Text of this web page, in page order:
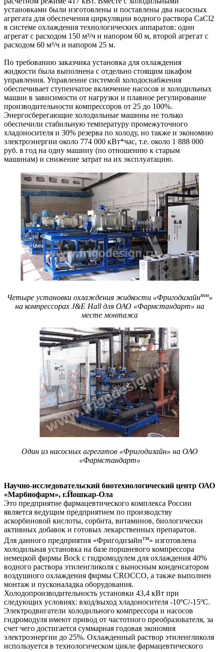
установками были изготовлены и поставлены два насосных
агрегата для обеспечения циркуляции водного раствора СaCl2
в системе охлаждения технологических аппаратов: один
агрегат с расходом 150 м³/ч и напором 60 м, второй агрегат с
расходом 60 м³/ч и напором 25 м.
По требованию заказчика установка для охлаждения
жидкости была выполнена с отдельно стоящим шкафом
управления. Управление системой холодоснабжения
обеспечивает ступенчатое включение насосов и холодильных
машин в зависимости от нагрузки и плавное регулирование
производительности компрессоров от 25 до 100%.
Энергосберегающие холодильные машины не только
обеспечили стабильную температуру промежуточного
хладоносителя и 30% резерва по холоду, но также и экономию
электроэнергии около 774 000 кВт*час, т.е. около 1 888 000
руб. в год на одну машину (по отношению к старым
машинам) и снижение затрат на их эксплуатацию.
Четыре установки охлаждения жидкости «Фригодизайнтм»
на компрессорах J&E Hall для ОАО «Фармстандарт» на
месте монтажа
Один из насосных агрегатов «Фригодизайн» на ОАО
«Фармстандарт»
Научно-исследовательский биотехнологический центр ОАО
«Марбиофарм», г.Йошкар-Ола
Это предприятие фармацевтического комплекса России
является ведущим предприятием по производству
аскорбиновой кислоты, сорбита, витаминов, биологически
активных добавок и готовых лекарственных препаратов.
Для данного предприятия «Фригодизайнтм» изготовлена
холодильная установка на базе поршневого компрессора
немецкой фирмы Bock с гидромодулем для охлаждения 40%
водного раствора этиленгликоля с выносным конденсатором
воздушного охлаждения фирмы CROCCO, а также выполнен
монтаж и пусконаладка оборудования.
Холодопроизводительность установки 43,4 кВт при
следующих условиях: вход/выход хладоносителя -10ºС/-15ºС.
Электродвигатели холодильного компрессора и насосов
гидромодуля имеют привод от частотного преобразователя, за
счет чего достигается суммарная годовая экономия
электроэнергии до 25%. Охлажденный раствор этиленгликоля
используется в технологическом цикле фармацевтического